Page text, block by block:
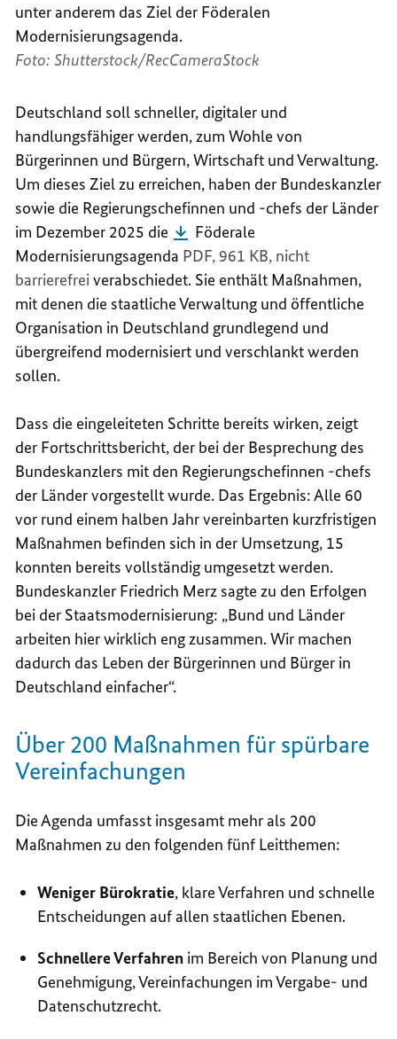
unter anderem das Ziel der Föderalen
Modernisierungsagenda.
Foto: Shutterstock/RecCameraStock
Deutschland soll schneller, digitaler und
handlungsfähiger werden, zum Wohle von
Bürgerinnen und Bürgern, Wirtschaft und Verwaltung.
Um dieses Ziel zu erreichen, haben der Bundeskanzler
sowie die Regierungschefinnen und -chefs der Länder
im Dezember 2025 die
Föderale
Modernisierungsagenda PDF, 961 KB, nicht
barrierefreiverabschiedet. Sie enthält Maßnahmen,
mit denen die staatliche Verwaltung und öffentliche
Organisation in Deutschland grundlegend und
übergreifend modernisiert und verschlankt werden
sollen.
Dass die eingeleiteten Schritte bereits wirken, zeigt
der Fortschrittsbericht, der bei der Besprechung des
Bundeskanzlers mit den Regierungschefinnen -chefs
der Länder vorgestellt wurde. Das Ergebnis: Alle 60
vor rund einem halben Jahr vereinbarten kurzfristigen
Maßnahmen befinden sich in der Umsetzung, 15
konnten bereits vollständig umgesetzt werden.
Bundeskanzler Friedrich Merz sagte zu den Erfolgen
bei der Staatsmodernisierung: „Bund und Länder
arbeiten hier wirklich eng zusammen. Wir machen
dadurch das Leben der Bürgerinnen und Bürger in
Deutschland einfacher“.
Über 200 Maßnahmen für spürbare
Vereinfachungen
Die Agenda umfasst insgesamt mehr als 200
Maßnahmen zu den folgenden fünf Leitthemen:
Weniger Bürokratie, klare Verfahren und schnelle
Entscheidungen auf allen staatlichen Ebenen.
Schnellere Verfahren im Bereich von Planung und
Genehmigung, Vereinfachungen im Vergabe- und
Datenschutzrecht.